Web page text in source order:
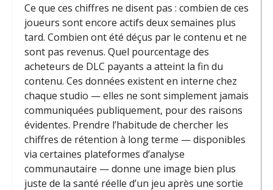
Ce que ces chiffres ne disent pas : combien de ces
joueurs sont encore actifs deux semaines plus
tard. Combien ont été déçus par le contenu et ne
sont pas revenus. Quel pourcentage des
acheteurs de DLC payants a atteint la fin du
contenu. Ces données existent en interne chez
chaque studio — elles ne sont simplement jamais
communiquées publiquement, pour des raisons
évidentes. Prendre l’habitude de chercher les
chiffres de rétention à long terme — disponibles
via certaines plateformes d’analyse
communautaire — donne une image bien plus
juste de la santé réelle d’un jeu après une sortie